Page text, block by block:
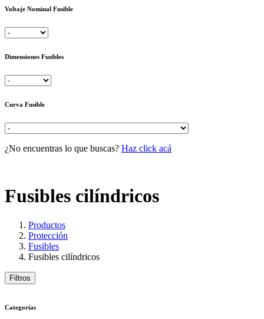
Voltaje Nominal Fusible
Dimensiones Fusibles
Curva Fusible
¿No encuentras lo que buscas? Haz click acá
Fusibles cilíndricos
Productos
Protección
Fusibles
Fusibles cilíndricos
Filtros
Categorías